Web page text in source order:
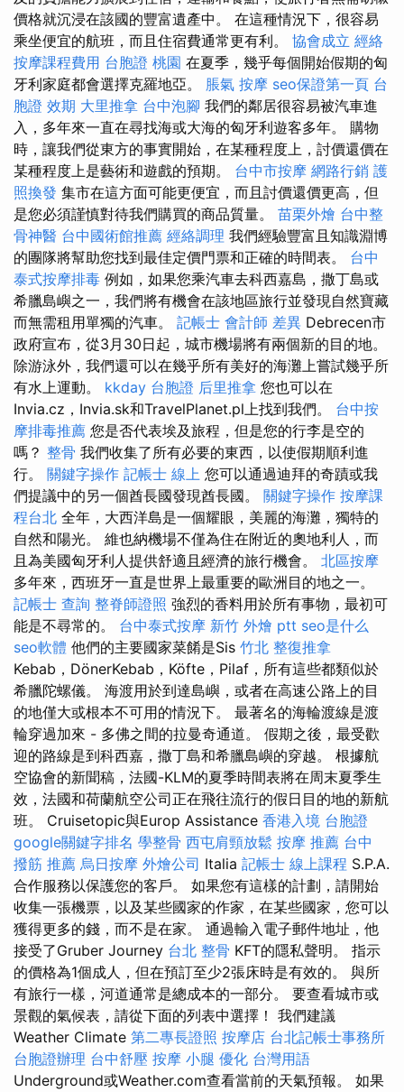
價格就沉浸在該國的豐富遺產中。 在這種情況下，很容易
乘坐便宜的航班，而且住宿費通常更有利。 協會成立 經絡
按摩課程費用 台胞證 桃園 在夏季，幾乎每個開始假期的匈
牙利家庭都會選擇克羅地亞。 脹氣 按摩 seo保證第一頁 台
胞證 效期 大里推拿 台中泡腳 我們的鄰居很容易被汽車進
入，多年來一直在尋找海或大海的匈牙利遊客多年。 購物
時，讓我們從東方的事實開始，在某種程度上，討價還價在
某種程度上是藝術和遊戲的預期。 台中市按摩 網路行銷 護
照換發 集市在這方面可能更便宜，而且討價還價更高，但
是您必須謹慎對待我們購買的商品質量。 苗栗外燴 台中整
骨神醫 台中國術館推薦 經絡調理 我們經驗豐富且知識淵博
的團隊將幫助您找到最佳定價門票和正確的時間表。 台中
泰式按摩排毒 例如，如果您乘汽車去科西嘉島，撒丁島或
希臘島嶼之一，我們將有機會在該地區旅行並發現自然寶藏
而無需租用單獨的汽車。 記帳士 會計師 差異 Debrecen市
政府宣布，從3月30日起，城市機場將有兩個新的目的地。
除游泳外，我們還可以在幾乎所有美好的海灘上嘗試幾乎所
有水上運動。 kkday 台胞證 后里推拿 您也可以在
Invia.cz，Invia.sk和TravelPlanet.pl上找到我們。 台中按
摩排毒推薦 您是否代表埃及旅程，但是您的行李是空的
嗎？ 整骨 我們收集了所有必要的東西，以使假期順利進
行。 關鍵字操作 記帳士 線上 您可以通過迪拜的奇蹟或我
們提議中的另一個酋長國發現酋長國。 關鍵字操作 按摩課
程台北 全年，大西洋島是一個耀眼，美麗的海灘，獨特的
自然和陽光。 維也納機場不僅為住在附近的奧地利人，而
且為美國匈牙利人提供舒適且經濟的旅行機會。 北區按摩
多年來，西班牙一直是世界上最重要的歐洲目的地之一。
記帳士 查詢 整脊師證照 強烈的香料用於所有事物，最初可
能是不尋常的。 台中泰式按摩 新竹 外燴 ptt seo是什么
seo軟體 他們的主要國家菜餚是Sis 竹北 整復推拿
Kebab，DönerKebab，Köfte，Pilaf，所有這些都類似於
希臘陀螺儀。 海渡用於到達島嶼，或者在高速公路上的目
的地僅大或根本不可用的情況下。 最著名的海輪渡線是渡
輪穿過加來 - 多佛之間的拉曼奇通道。 假期之後，最受歡
迎的路線是到科西嘉，撒丁島和希臘島嶼的穿越。 根據航
空協會的新聞稿，法國-KLM的夏季時間表將在周末夏季生
效，法國和荷蘭航空公司正在飛往流行的假日目的地的新航
班。 Cruisetopic與Europ Assistance 香港入境 台胞證
google關鍵字排名 學整骨 西屯肩頸放鬆 按摩 推薦 台中
撥筋 推薦 烏日按摩 外燴公司 Italia 記帳士 線上課程 S.P.A.
合作服務以保護您的客戶。 如果您有這樣的計劃，請開始
收集一張機票，以及某些國家的作家，在某些國家，您可以
獲得更多的錢，而不是在家。 通過輸入電子郵件地址，他
接受了Gruber Journey 台北 整骨 KFT的隱私聲明。 指示
的價格為1個成人，但在預訂至少2張床時是有效的。 與所
有旅行一樣，河道通常是總成本的一部分。 要查看城市或
景觀的氣候表，請從下面的列表中選擇！ 我們建議
Weather Climate 第二專長證照 按摩店 台北記帳士事務所
台胞證辦理 台中舒壓 按摩 小腿 優化 台灣用語
Underground或Weather.com查看當前的天氣預報。 如果